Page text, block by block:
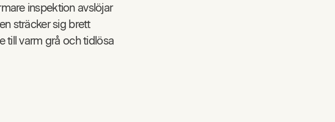
inspektion avslöjar
sträcker sig brett
till varm grå och tidlösa